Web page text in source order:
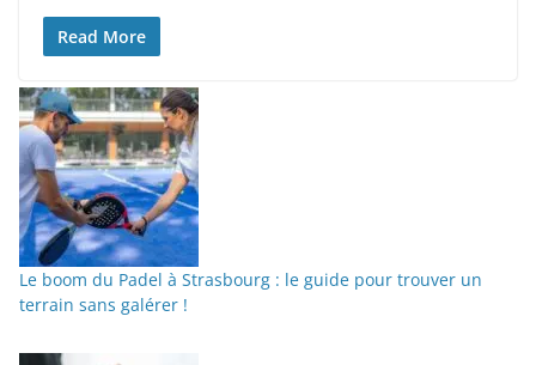
Read More
Le boom du Padel à Strasbourg : le guide pour trouver un
terrain sans galérer !